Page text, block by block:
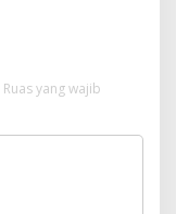
Ruas yang wajib